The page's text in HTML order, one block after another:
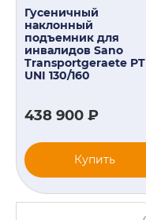
Гусеничный
наклонный
подъемник для
инвалидов Sano
Transportgeraete PT
UNI 130/160
438 900 ₽
Купить